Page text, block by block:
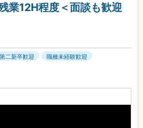
業12H程度＜面談も歓迎
第二新卒歓迎
職種未経験歓迎